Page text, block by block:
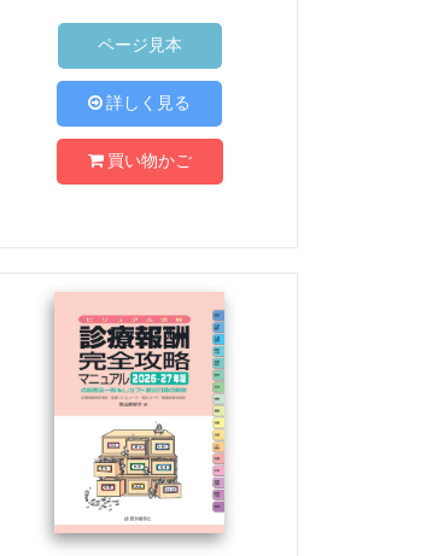
ページ見本
詳しく見る
買い物かご